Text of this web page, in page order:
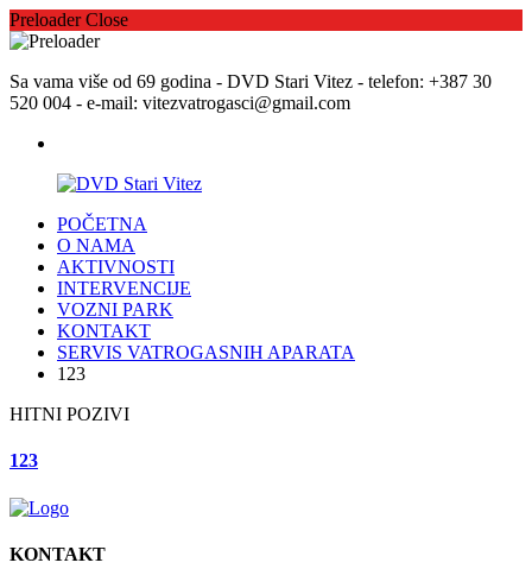
Preloader Close
Sa vama više od 69 godina - DVD Stari Vitez - telefon: +387 30
520 004 - e-mail: vitezvatrogasci@gmail.com
POČETNA
O NAMA
AKTIVNOSTI
INTERVENCIJE
VOZNI PARK
KONTAKT
SERVIS VATROGASNIH APARATA
123
HITNI POZIVI
123
KONTAKT